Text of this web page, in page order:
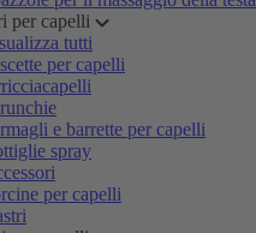
per capelli
tutti
per capelli
e barrette per capelli
spray
per capelli